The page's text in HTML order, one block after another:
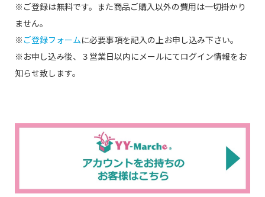
※ご登録は無料です。また商品ご購入以外の費用は一切掛かり
ません。
※ ご登録フォームに必要事項を記入の上お申し込み下さい。
※お申し込み後、３営業日以内にメールにてログイン情報をお
知らせ致します。